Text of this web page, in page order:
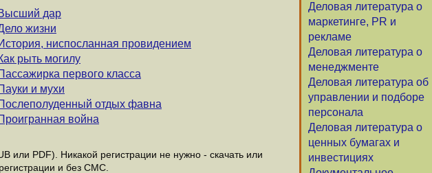
Деловая литература о
маркетинге, PR и
рекламе
Деловая литература о
менеджменте
Деловая литература об
управлении и подборе
персонала
Деловая литература о
ценных бумагах и
инвестициях
дар
жизни
ниспосланная провидением
рыть могилу
первого класса
и мухи
отдых фавна
война
PDF). Никакой регистрации не нужно - скачать или
и без СМС.